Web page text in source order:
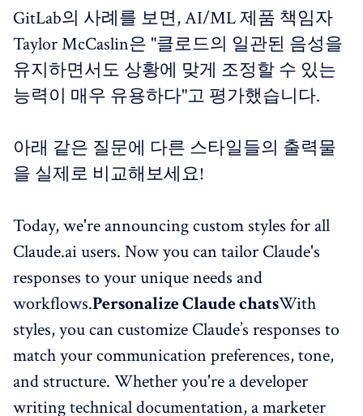
GitLab의 사례를 보면, AI/ML 제품 책임자
Taylor McCaslin은 "클로드의 일관된 음성을
유지하면서도 상황에 맞게 조정할 수 있는
능력이 매우 유용하다"고 평가했습니다.
아래 같은 질문에 다른 스타일들의 출력물
을 실제로 비교해보세요!
Today, we're announcing custom styles for all
Claude.ai users. Now you can tailor Claude's
responses to your unique needs and
workflows.Personalize Claude chatsWith
styles, you can customize Claude’s responses to
match your communication preferences, tone,
and structure. Whether you're a developer
writing technical documentation, a marketer